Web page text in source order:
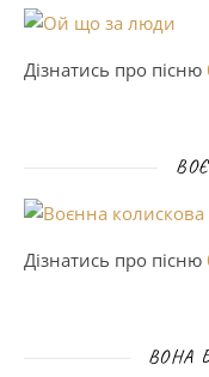
Дізнатись про пісню
Дізнатись про пісню
ВОНА